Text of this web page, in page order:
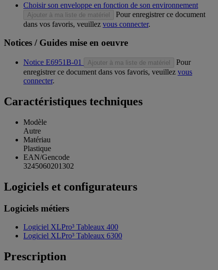
Choisir son enveloppe en fonction de son environnement
Ajouter à ma liste de matériel
Pour enregistrer ce document
dans vos favoris, veuillez vous connecter.
Notices / Guides mise en oeuvre
Notice E6951B-01 Ajouter à ma liste de matériel
Pour
enregistrer ce document dans vos favoris, veuillez vous
connecter.
Caractéristiques techniques
Modèle
Autre
Matériau
Plastique
EAN/Gencode
3245060201302
Logiciels et configurateurs
Logiciels métiers
Logiciel XLPro³ Tableaux 400
Logiciel XLPro³ Tableaux 6300
Prescription